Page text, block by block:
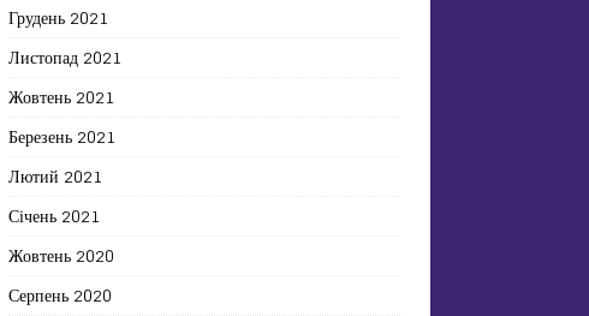
Грудень 2021
Листопад 2021
Жовтень 2021
Березень 2021
Лютий 2021
Січень 2021
Жовтень 2020
Серпень 2020